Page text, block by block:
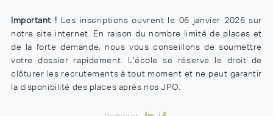
Important ! Les inscriptions ouvrent le 06 janvier 2026 sur
notre site internet. En raison du nombre limité de places et
de la forte demande, nous vous conseillons de soumettre
votre dossier rapidement. L’école se réserve le droit de
clôturer les recrutements à tout moment et ne peut garantir
la disponibilité des places après nos JPO.